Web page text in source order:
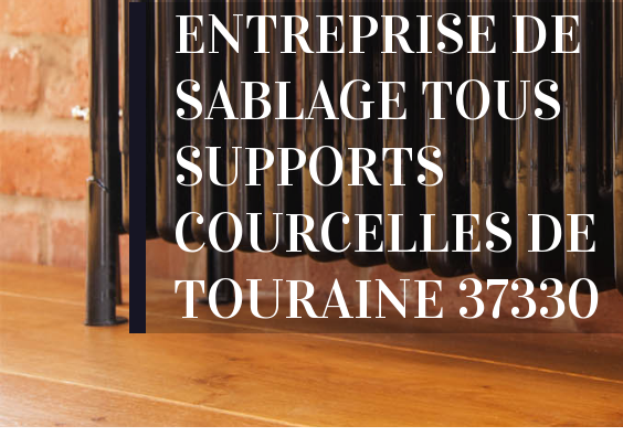
ENTREPRISE DE
SABLAGE TOUS
SUPPORTS
COURCELLES DE
TOURAINE 37330